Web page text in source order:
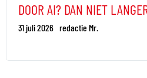
DOOR AI? DAN NIET
31 juli 2026 redactie Mr.